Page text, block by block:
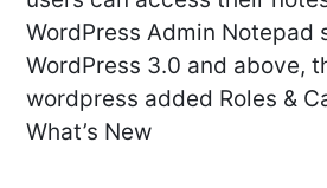
WordPress Admin Notepad
WordPress 3.0 and above,
wordpress added Roles &
What’s New